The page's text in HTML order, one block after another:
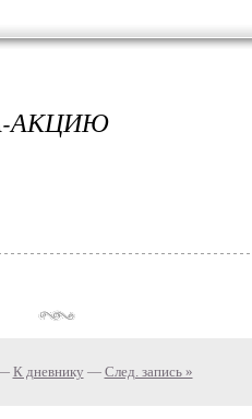
АКЦИЮ
К дневнику — След. запись »